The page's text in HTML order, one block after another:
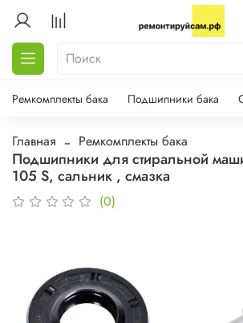
Ремкомплекты бака Подшипники бака
Главная Ремкомплекты бака
Подшипники для стиральной
105 S, сальник , смазка
(0)